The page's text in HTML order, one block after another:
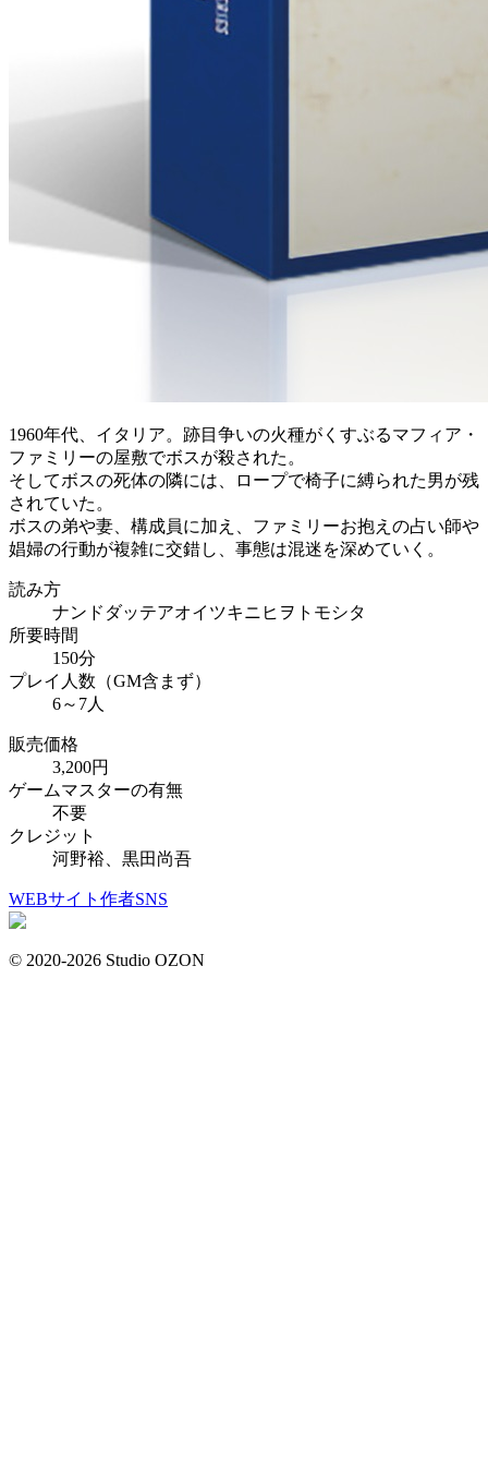
1960年代、イタリア。跡目争いの火種がくすぶるマフィア・
ファミリーの屋敷でボスが殺された。
そしてボスの死体の隣には、ロープで椅子に縛られた男が残
されていた。
ボスの弟や妻、構成員に加え、ファミリーお抱えの占い師や
娼婦の行動が複雑に交錯し、事態は混迷を深めていく。
読み方
ナンドダッテアオイツキニヒヲトモシタ
所要時間
150分
プレイ人数（GM含まず）
6～7人
販売価格
3,200円
ゲームマスターの有無
不要
クレジット
河野裕、黒田尚吾
WEBサイト 作者SNS
© 2020-2026 Studio OZON